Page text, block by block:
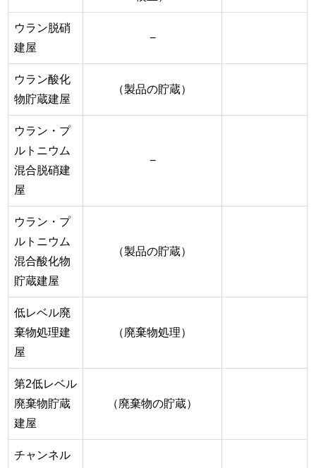
ウラン脱硝
建屋
−
ウラン酸化
物貯蔵建屋
（製品の貯蔵）
ウラン・プ
ルトニウム
混合脱硝建
屋
−
ウラン・プ
ルトニウム
混合酸化物
貯蔵建屋
（製品の貯蔵）
低レベル廃
棄物処理建
屋
（廃棄物処理）
第2低レベル
廃棄物貯蔵
建屋
（廃棄物の貯蔵）
チャンネル